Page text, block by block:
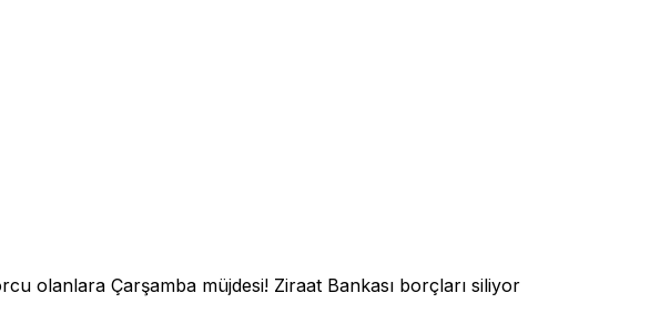
olanlara Çarşamba müjdesi! Ziraat Bankası borçları siliyor